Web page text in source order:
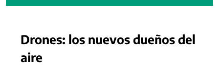
Drones: los nuevos dueños del
aire